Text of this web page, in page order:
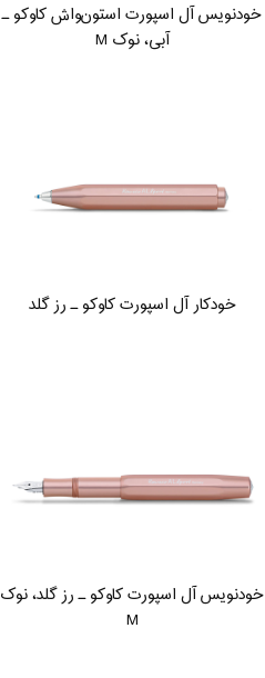
خودنویس آل اسپورت استون‌واش کاوکو ـ
آبی، نوک M
خودکار آل اسپورت کاوکو ـ رز گلد
خودنویس آل اسپورت کاوکو ـ رز گلد، نوک
M